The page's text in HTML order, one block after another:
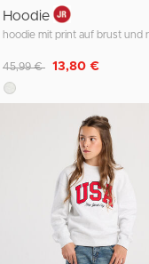
Hoodie
hoodie mit print auf brust und
Reduziert von
45,99 € auf
13,80 €